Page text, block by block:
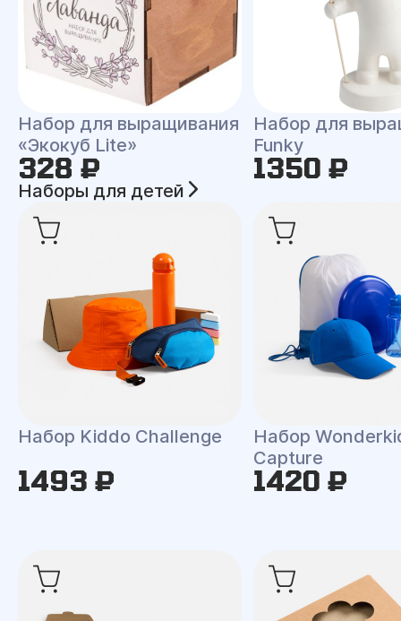
Набор для выращивания
«Экокуб Lite»
328 ₽
Набор для
Funky
1350 ₽
Наборы для детей
Набор Kiddo Challenge
1493 ₽
Набор
Capture
1420 ₽